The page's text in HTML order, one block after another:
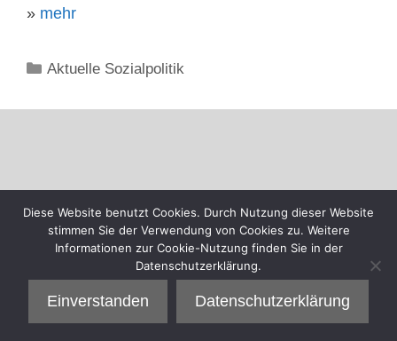
» mehr
Kategorien
Aktuelle Sozialpolitik
Diese Website benutzt Cookies. Durch Nutzung dieser Website
stimmen Sie der Verwendung von Cookies zu. Weitere
Informationen zur Cookie-Nutzung finden Sie in der
Datenschutzerklärung.
Einverstanden Datenschutzerklärung